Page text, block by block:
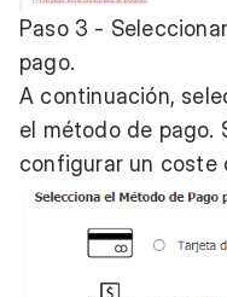
Paso 3 -
pago.
A continuación,
el método de pago.
configurar un coste